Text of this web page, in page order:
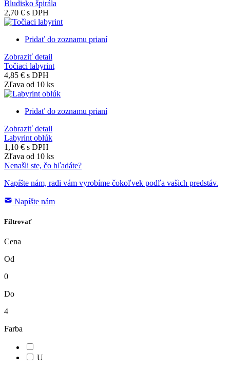
Bludisko špirála
2,70 € s DPH
Pridať do zoznamu prianí
Zobraziť detail
Točiaci labyrint
4,85 € s DPH
Zľava od 10 ks
Pridať do zoznamu prianí
Zobraziť detail
Labyrint oblúk
1,10 € s DPH
Zľava od 10 ks
Nenašli ste, čo hľadáte?
Napíšte nám, radi vám vyrobíme čokoľvek podľa vašich predstáv.
Napíšte nám
Filtrovať
Cena
Od
0
Do
4
Farba
U